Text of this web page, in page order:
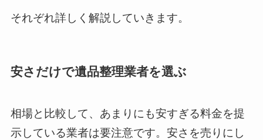
それぞれ詳しく解説していきます。
安さだけで遺品整理業者を選ぶ
相場と比較して、あまりにも安すぎる料金を提
示している業者は要注意です。安さを売りにし